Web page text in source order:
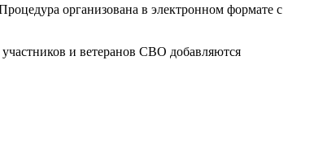
организована в электронном формате с
и ветеранов СВО добавляются